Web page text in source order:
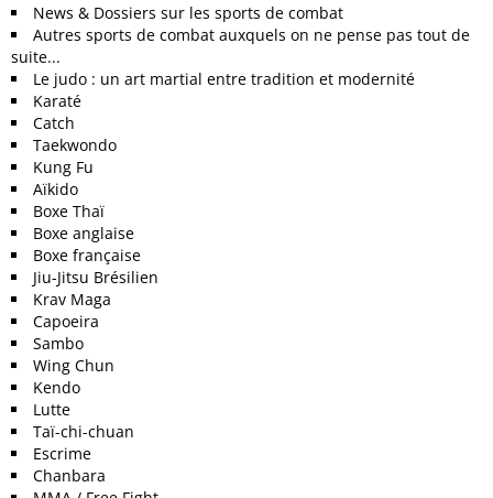
News & Dossiers sur les sports de combat
Autres sports de combat auxquels on ne pense pas tout de
suite...
Le judo : un art martial entre tradition et modernité
Karaté
Catch
Taekwondo
Kung Fu
Aïkido
Boxe Thaï
Boxe anglaise
Boxe française
Jiu-Jitsu Brésilien
Krav Maga
Capoeira
Sambo
Wing Chun
Kendo
Lutte
Taï-chi-chuan
Escrime
Chanbara